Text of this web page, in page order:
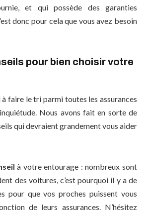
et qui possède des garanties
donc pour cela que vous avez besoin
pour bien choisir votre
à faire le tri parmi toutes les assurances
Nous avons fait en sorte de
qui devraient grandement vous aider
à votre entourage : nombreux sont
des voitures, c’est pourquoi il y a de
pour que vos proches puissent vous
de leurs assurances. N’hésitez